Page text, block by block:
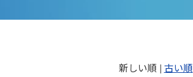
新しい順 | 古い順